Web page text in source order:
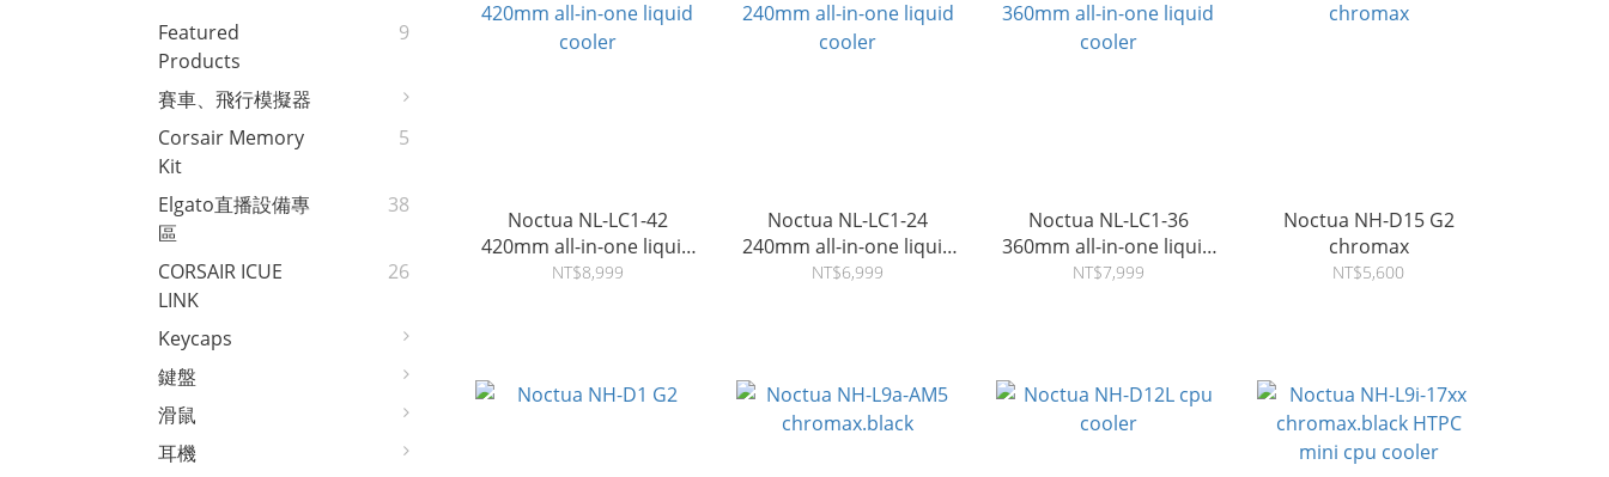
Featured
Products
9
賽車、飛行模擬器
Corsair Memory
Kit
5
Elgato直播設備專
區
38
CORSAIR ICUE
LINK
26
Keycaps
鍵盤
滑鼠
耳機
Noctua NL-LC1-42
420mm all-in-one liquid
cooler
NT$8,999
Noctua NL-LC1-24
240mm all-in-one liquid
cooler
NT$6,999
Noctua NL-LC1-36
360mm all-in-one liquid
cooler
NT$7,999
Noctua NH-D15 G2
chromax
NT$5,600